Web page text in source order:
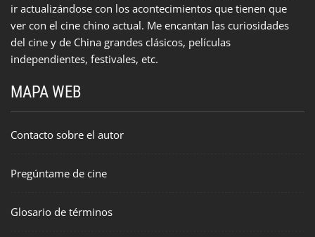
ir actualizándose con los acontecimientos que tienen que
ver con el cine chino actual. Me encantan las curiosidades
del cine y de China grandes clásicos, películas
independientes, festivales, etc.
MAPA WEB
Contacto sobre el autor
Pregúntame de cine
Glosario de términos